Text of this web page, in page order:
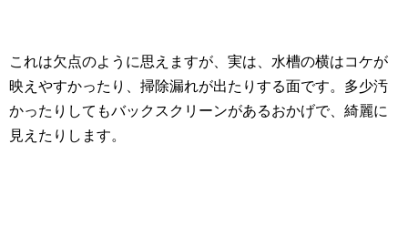
これは欠点のように思えますが、実は、水槽の横はコケが
映えやすかったり、掃除漏れが出たりする面です。多少汚
かったりしてもバックスクリーンがあるおかげで、綺麗に
見えたりします。